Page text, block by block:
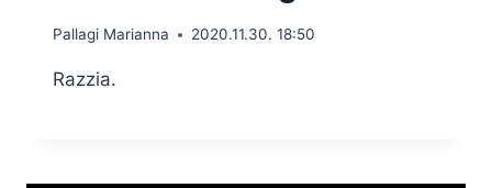
Pallagi Marianna 2020.11.30. 18:50
Razzia.